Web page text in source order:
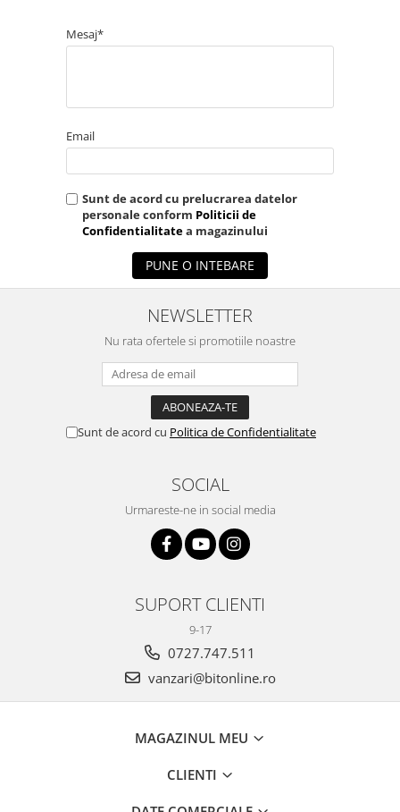
Mesaj*
Email
Sunt de acord cu prelucrarea datelor
personale conform Politicii de
Confidentialitatea magazinului
PUNE O INTEBARE
NEWSLETTER
Nu rata ofertele si promotiile noastre
Sunt de acord cu Politica de Confidentialitate
SOCIAL
Urmareste-ne in social media
SUPORT CLIENTI
9-17
0727.747.511
vanzari@bitonline.ro
MAGAZINUL MEU
CLIENTI